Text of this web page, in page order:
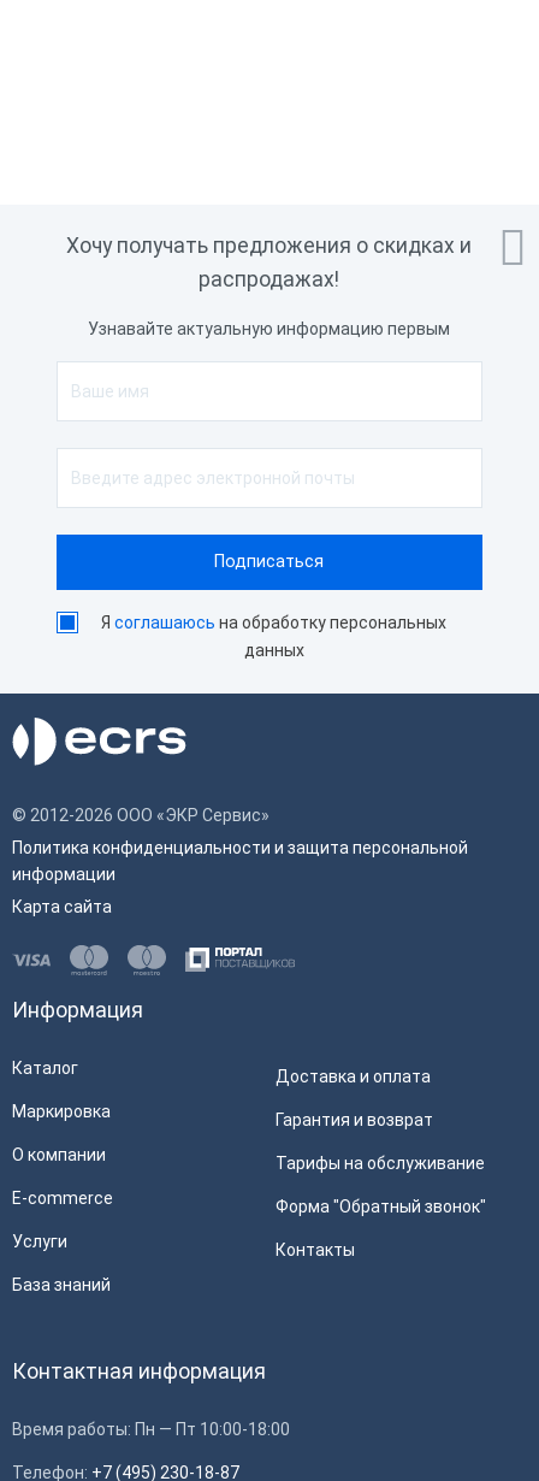

Хочу получать предложения о скидках и
распродажах!
Узнавайте актуальную информацию первым
Ясоглашаюсь на обработку персональных
данных
© 2012-2026 ООО «ЭКР Сервис»
Политика конфиденциальности и защита персональной
информации
Карта сайта
Информация
Каталог
Маркировка
О компании
E-commerce
Услуги
База знаний
Доставка и оплата
Гарантия и возврат
Тарифы на обслуживание
Форма "Обратный звонок"
Контакты
Контактная информация
Время работы: Пн — Пт 10:00-18:00
Телефон: +7 (495) 230-18-87